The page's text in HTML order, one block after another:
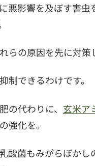
悪影響を及ぼす害虫
らの原因を先に対策
制できるわけです。
の代わりに、 玄米ア
強化を。
酸菌もみがらぼかし